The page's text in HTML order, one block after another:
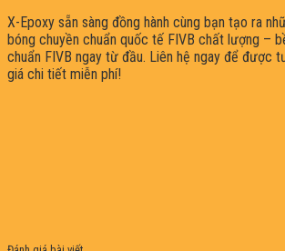
X-Epoxy sẵn sàng đồng hành cùng bạn tạo ra
bóng chuyền chuẩn quốc tế FIVB chất lượng –
chuẩn FIVB ngay từ đầu. Liên hệ ngay để được
giá chi tiết miễn phí!